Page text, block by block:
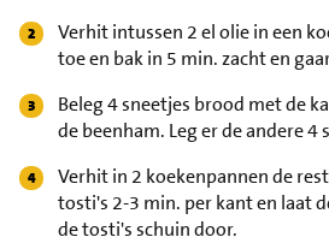
Verhit intussen 2 el olie in een
toe en bak in 5 min. zacht en
Beleg 4 sneetjes brood met de
de beenham. Leg er de andere 4
Verhit in 2 koekenpannen de
tosti's 2-3 min. per kant en laat
de tosti's schuin door.